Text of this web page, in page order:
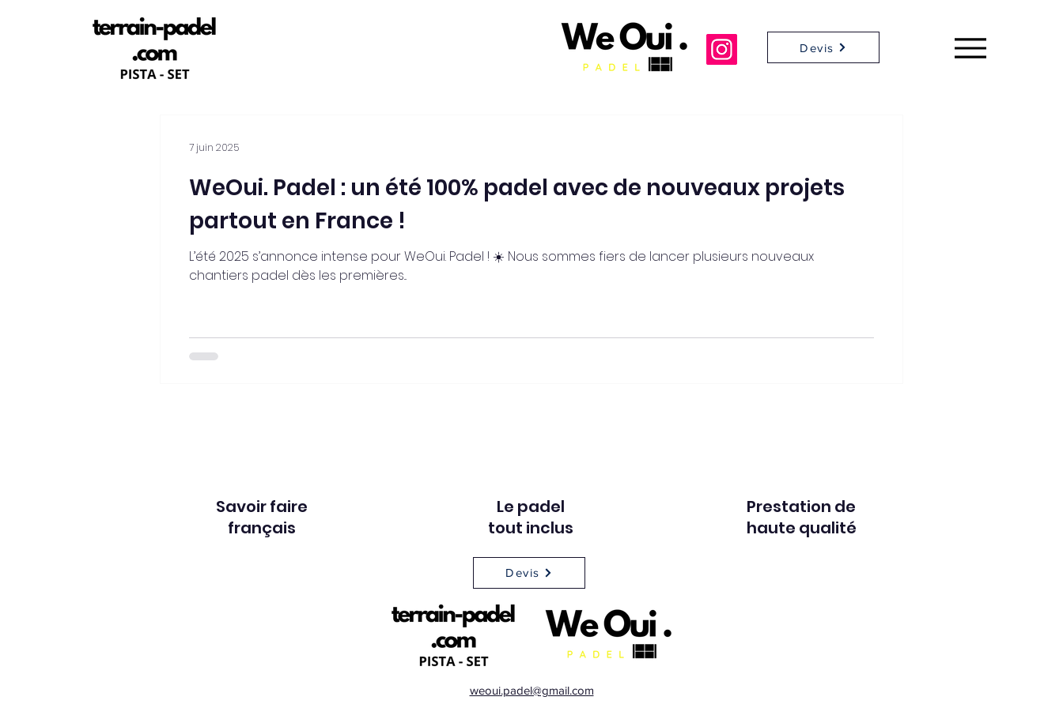
Devis
WeOui. Padel : un été 100% padel avec de nouveaux projets
partout en France !
L’été 2025 s’annonce intense pour WeOui. Padel ! ☀️ Nous sommes fiers de lancer plusieurs nouveaux
chantiers padel dès les premières...
7 juin 2025
Savoir faire
français
Le padel
tout inclus
Prestation de
haute qualité
Devis
weoui.padel@gmail.com